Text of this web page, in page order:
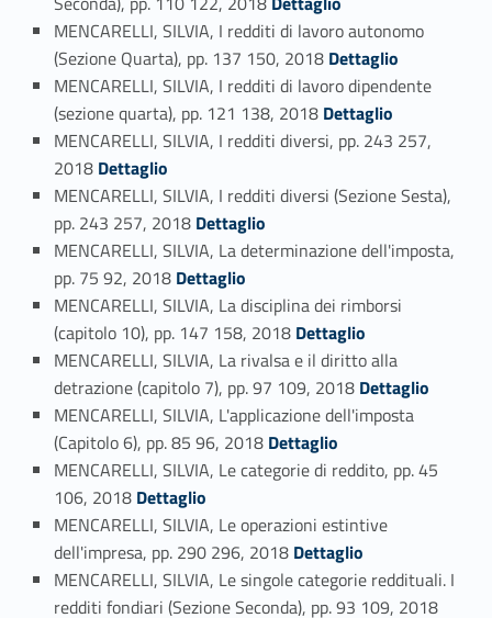
MENCARELLI, SILVIA, I redditi di lavoro autonomo
(Sezione Quarta), pp. 137 150, 2018 Link identifier #identifier_person_103743-42
Dettaglio
MENCARELLI, SILVIA, I redditi di lavoro dipendente
(sezione quarta), pp. 121 138, 2018 Link identifier #identifier_person_10236-43
Dettaglio
MENCARELLI, SILVIA, I redditi diversi, pp. 243 257,
2018 Link identifier #identifier_person_22877-44
Dettaglio
MENCARELLI, SILVIA, I redditi diversi (Sezione Sesta),
pp. 243 257, 2018 Link identifier #identifier_person_66648-45
Dettaglio
MENCARELLI, SILVIA, La determinazione dell'imposta,
pp. 75 92, 2018 Link identifier #identifier_person_644-46
Dettaglio
MENCARELLI, SILVIA, La disciplina dei rimborsi
(capitolo 10), pp. 147 158, 2018 Link identifier #identifier_person_179248-47
Dettaglio
MENCARELLI, SILVIA, La rivalsa e il diritto alla
detrazione (capitolo 7), pp. 97 109, 2018 Link identifier #identifier_person_58606-48
Dettaglio
MENCARELLI, SILVIA, L'applicazione dell'imposta
(Capitolo 6), pp. 85 96, 2018 Link identifier #identifier_person_170241-49
Dettaglio
MENCARELLI, SILVIA, Le categorie di reddito, pp. 45
106, 2018 Link identifier #identifier_person_109515-50
Dettaglio
MENCARELLI, SILVIA, Le operazioni estintive
dell'impresa, pp. 290 296, 2018 Link identifier #identifier_person_67665-51
Dettaglio
MENCARELLI, SILVIA, Le singole categorie reddituali. I
redditi fondiari (Sezione Seconda), pp. 93 109, 2018Link identifier #identifier_person_53207-52